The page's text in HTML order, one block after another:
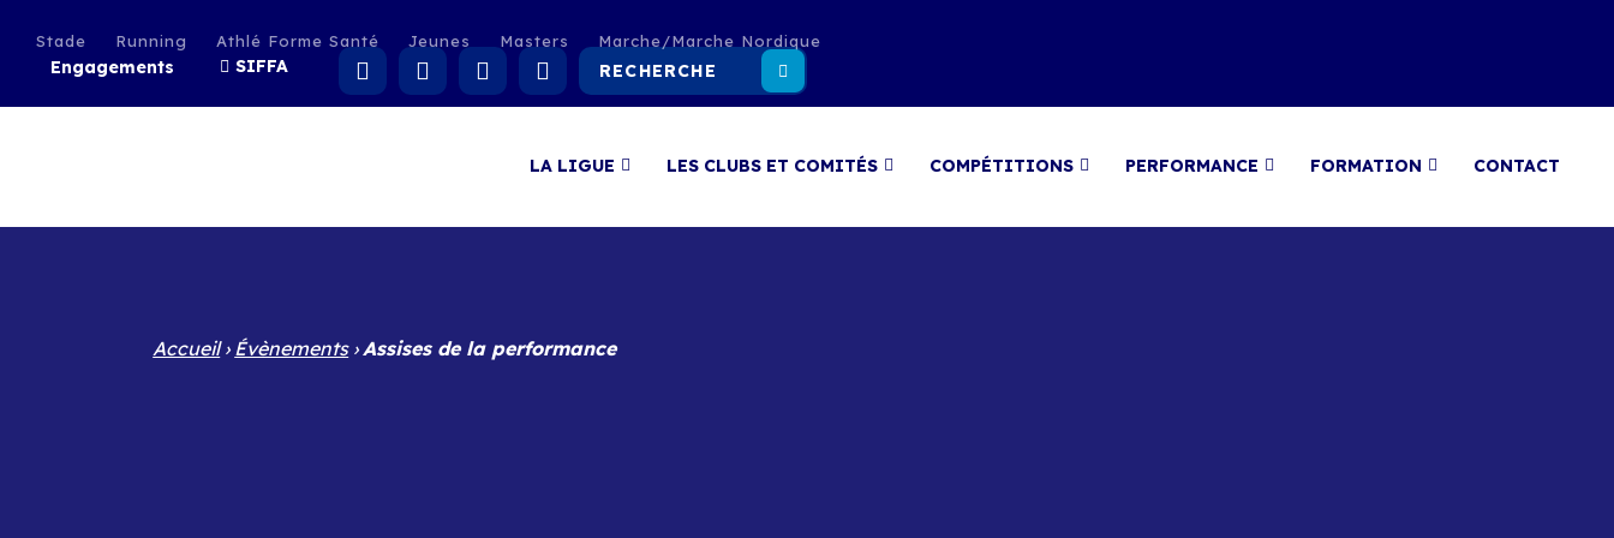
Stade Running Athlé Forme Santé Jeunes Masters Marche/Marche Nordique
Engagements SIFFA
LA LIGUE LES CLUBS ET COMITÉS COMPÉTITIONS PERFORMANCE FORMATION CONTACT
Accueil› Évènements›Assises de la performance